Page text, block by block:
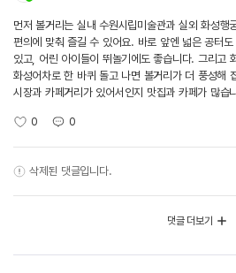
먼저 볼거리는 실내 수원시립미술관과 실외 화성행
편의에 맞춰 즐길 수 있어요. 바로 앞엔 넓은 공터
있고, 어린 아이들이 뛰놀기에도 좋습니다. 그리고
화성어차로 한 바퀴 돌고 나면 볼거리가 더 풍성해
시장과 카페거리가 있어서인지 맛집과 카페가 많습
0 0
삭제된 댓글입니다.
댓글 더보기